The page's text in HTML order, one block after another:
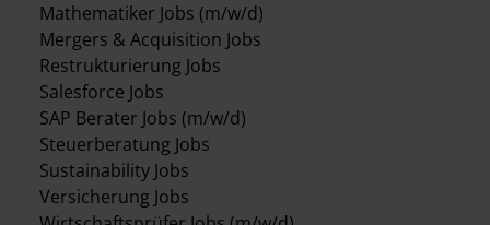
Mathematiker Jobs (m/w/d)
Mergers & Acquisition Jobs
Restrukturierung Jobs
Salesforce Jobs
SAP Berater Jobs (m/w/d)
Steuerberatung Jobs
Sustainability Jobs
Versicherung Jobs